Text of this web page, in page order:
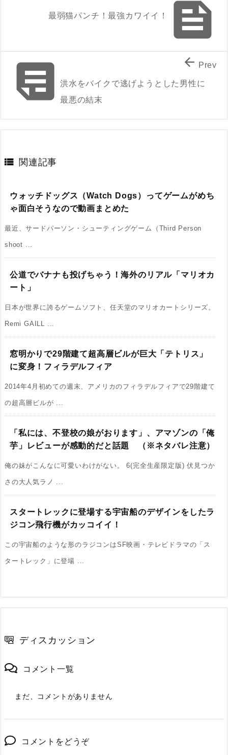

最弱猫パンチ！最強カワイイ！
洪水をバイクで逃げようとした男性に
最悪の結末
 Prev
 関連記事
ウォッチドッグス（Watch Dogs）ってゲームがめち
ゃ面白そうなので動画まとめた
最近、サードパーソン・シューティングゲーム（Third Person
shoot ...
公道でバナナも投げちゃう！海外のリアル「マリオカ
ート」
日本が世界に誇るゲームソフト、任天堂のマリオカートシリーズ。
Remi GAILL ...
窓明かりで29階建て超高層ビルが巨大「テトリス」
に変身！フィラデルフィア
2014年4月初めての週末、アメリカのフィラデルフィアで29階建て
の超高層ビルが ...
「私には、不登校の娘がおります」、アマゾンの「俺
芋」レビューが感動的だと話題 （※ネタバレ注意）
俺の妹がこんなに可愛いわけがない。 6(完全生産限定版) 伏見つか
さの大人気ラノ ...
スタートレックに登場する宇宙船のデザインをしたラ
ジコン飛行機がカッコイイ！
この宇宙船のような形のラジコンはSF映画・テレビドラマの「ス
タートレック」に登場 ...
ディスカッション
コメント一覧
まだ、コメントがありません
コメントをどうぞ